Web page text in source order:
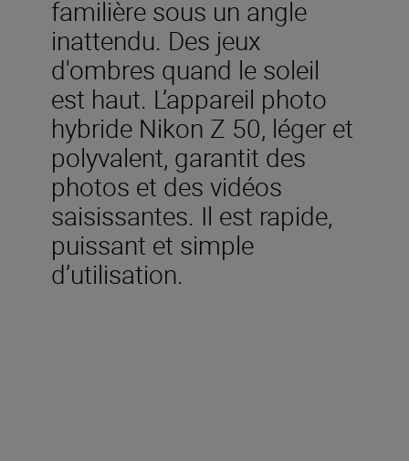
familière sous un angle
inattendu. Des jeux
d'ombres quand le soleil
est haut. L’appareil photo
hybride Nikon Z 50, léger et
polyvalent, garantit des
photos et des vidéos
saisissantes. Il est rapide,
puissant et simple
d’utilisation.